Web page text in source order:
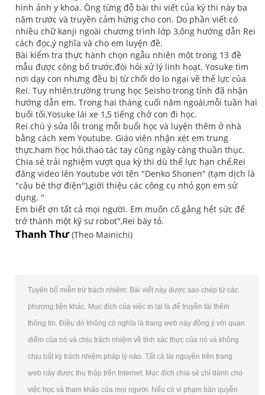
hình ảnh y khoa. Ông từng đỗ bài thi viết của kỳ thi này ba
năm trước và truyền cảm hứng cho con. Do phần viết có
nhiều chữ kanji ngoài chương trình lớp 3,ông hướng dẫn Rei
cách đọc,ý nghĩa và cho em luyện đề.
Bài kiểm tra thực hành chọn ngẫu nhiên một trong 13 đề
mẫu được công bố trước,đòi hỏi xử lý linh hoạt. Yosuke tìm
nơi dạy con nhưng đều bị từ chối do lo ngại về thể lực của
Rei. Tuy nhiên,trường trung học Seisho trong tỉnh đã nhận
hướng dẫn em. Trong hai tháng cuối năm ngoái,mỗi tuần hai
buổi tối,Yosuke lái xe 1,5 tiếng chở con đi học.
Rei chú ý sửa lỗi trong mỗi buổi học và luyện thêm ở nhà
bằng cách xem Youtube. Giáo viên nhận xét em trung
thực,ham học hỏi,thao tác tay cũng ngày càng thuần thục.
Chia sẻ trải nghiệm vượt qua kỳ thi dù thể lực hạn chế,Rei
đăng video lên Youtube với tên "Denko Shonen" (tạm dịch là
"cậu bé thợ điện"),giới thiệu các công cụ nhỏ gọn em sử
dụng. "
Em biết ơn tất cả mọi người. Em muốn cố gắng hết sức để
trở thành một kỹ sư robot",Rei bày tỏ.
Thanh Thư(Theo Mainichi)
Tuyên bố miễn trừ trách nhiệm: Bài viết này được sao chép từ các
phương tiện khác. Mục đích của việc in lại là để truyền tải thêm
thông tin. Điều đó không có nghĩa là trang web này đồng ý với quan
điểm của nó và chịu trách nhiệm về tính xác thực của nó và không
chịu bất kỳ trách nhiệm pháp lý nào. Tất cả tài nguyên trên trang
web này được thu thập trên Internet. Mục đích chia sẻ chỉ dành cho
việc học và tham khảo của mọi người. Nếu có vi phạm bản quyền